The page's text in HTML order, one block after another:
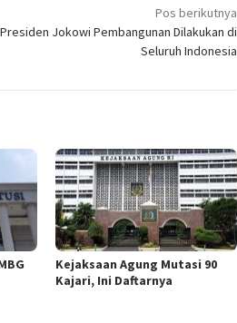
Pos berikutnya
Presiden Jokowi Pembangunan Dilakukan di
Seluruh Indonesia
Kejaksaan Agung Mutasi 90
Kajari, Ini Daftarnya